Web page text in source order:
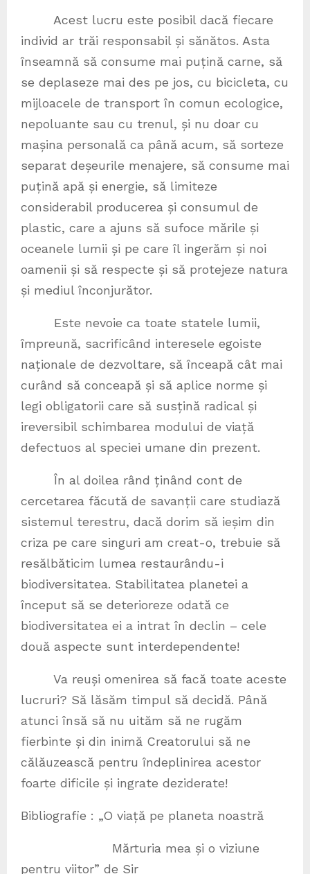
Acest lucru este posibil dacă fiecare
individ ar trăi responsabil și sănătos. Asta
înseamnă să consume mai puțină carne, să
se deplaseze mai des pe jos, cu bicicleta, cu
mijloacele de transport în comun ecologice,
nepoluante sau cu trenul, și nu doar cu
mașina personală ca până acum, să sorteze
separat deșeurile menajere, să consume mai
puțină apă și energie, să limiteze
considerabil producerea și consumul de
plastic, care a ajuns să sufoce mările și
oceanele lumii și pe care îl ingerăm și noi
oamenii și să respecte și să protejeze natura
și mediul înconjurător.
Este nevoie ca toate statele lumii,
împreună, sacrificând interesele egoiste
naționale de dezvoltare, să înceapă cât mai
curând să conceapă și să aplice norme și
legi obligatorii care să susțină radical și
ireversibil schimbarea modului de viață
defectuos al speciei umane din prezent.
În al doilea rând ținând cont de
cercetarea făcută de savanții care studiază
sistemul terestru, dacă dorim să ieșim din
criza pe care singuri am creat-o, trebuie să
resălbăticim lumea restaurându-i
biodiversitatea. Stabilitatea planetei a
început să se deterioreze odată ce
biodiversitatea ei a intrat în declin – cele
două aspecte sunt interdependente!
Va reuși omenirea să facă toate aceste
lucruri? Să lăsăm timpul să decidă. Până
atunci însă să nu uităm să ne rugăm
fierbinte și din inimă Creatorului să ne
călăuzească pentru îndeplinirea acestor
foarte dificile și ingrate deziderate!
Bibliografie : „O viață pe planeta noastră
Mărturia mea și o viziune
pentru viitor” de Sir